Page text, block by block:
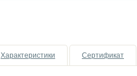
Характеристики Сертификат